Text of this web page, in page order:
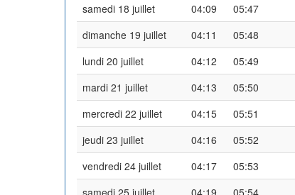
samedi 18 juillet
04:09 05:47
dimanche 19 juillet
04:11 05:48
lundi 20 juillet
04:12 05:49
mardi 21 juillet
04:13 05:50
mercredi 22 juillet
04:15 05:51
jeudi 23 juillet
04:16 05:52
vendredi 24 juillet
04:17 05:53
samedi 25 juillet
04:19 05:54